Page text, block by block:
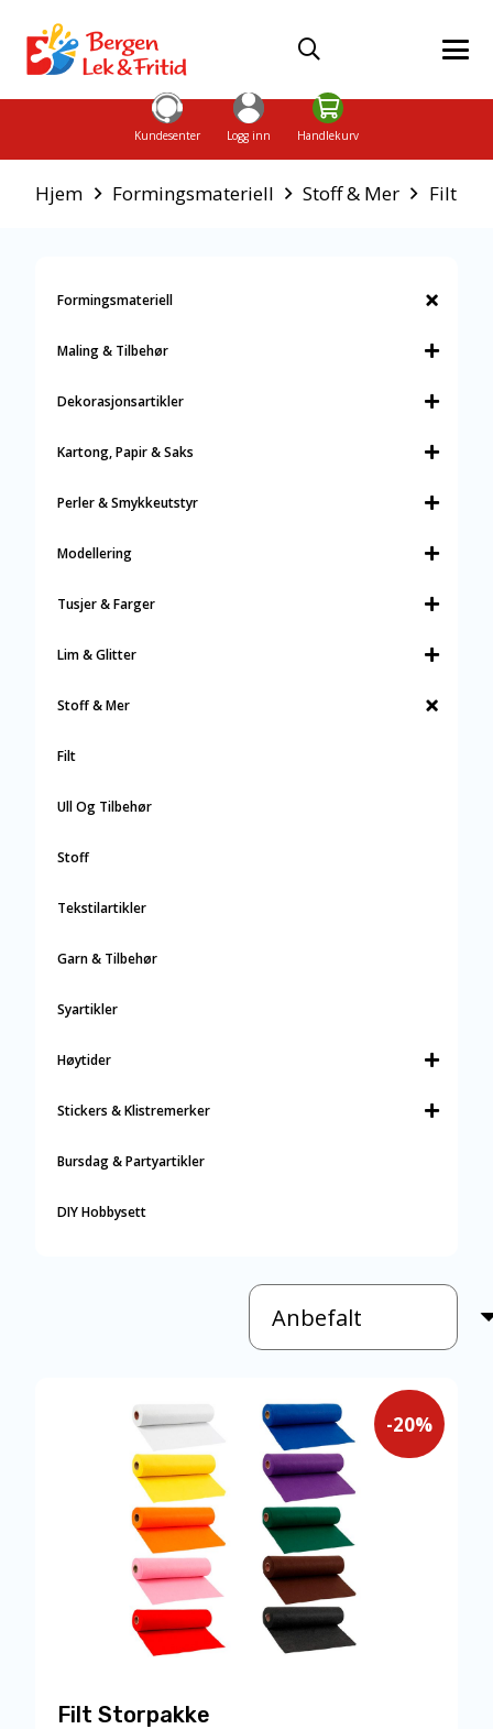
Kundesenter Logg inn Handlekurv
Hjem Formingsmateriell Stoff & Mer Filt
Formingsmateriell
Maling & Tilbehør
Dekorasjonsartikler
Kartong, Papir & Saks
Perler & Smykkeutstyr
Modellering
Tusjer & Farger
Lim & Glitter
Stoff & Mer
Filt
Ull Og Tilbehør
Stoff
Tekstilartikler
Garn & Tilbehør
Syartikler
Høytider
Stickers & Klistremerker
Bursdag & Partyartikler
DIY Hobbysett
-20%
Filt Storpakke